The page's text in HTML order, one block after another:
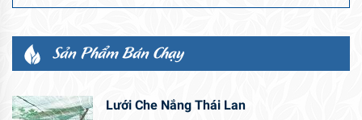
Sản Phẩm Bán Chạy
Lưới Che Nắng Thái Lan